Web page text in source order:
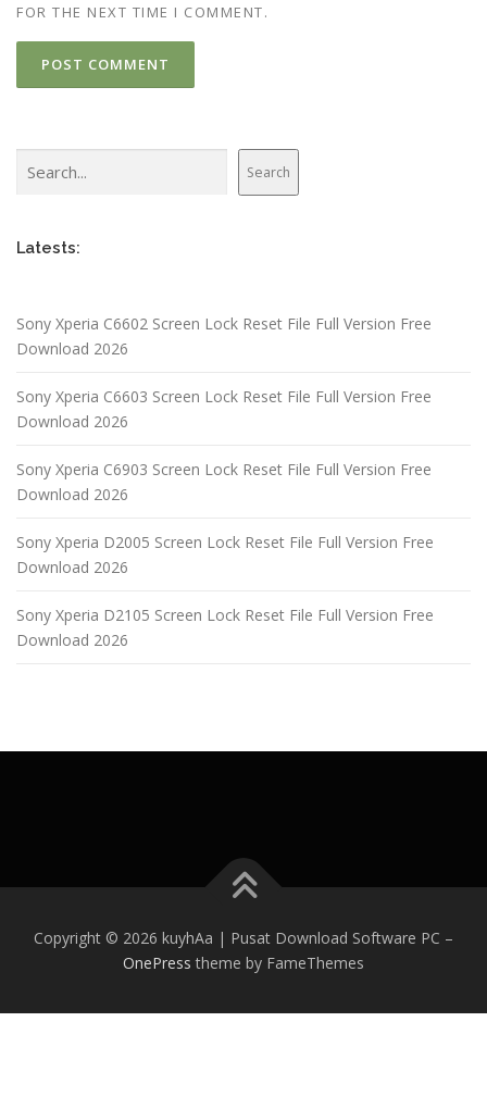
FOR THE NEXT TIME I COMMENT.
Search
Latests:
Sony Xperia C6602 Screen Lock Reset File Full Version Free
Download 2026
Sony Xperia C6603 Screen Lock Reset File Full Version Free
Download 2026
Sony Xperia C6903 Screen Lock Reset File Full Version Free
Download 2026
Sony Xperia D2005 Screen Lock Reset File Full Version Free
Download 2026
Sony Xperia D2105 Screen Lock Reset File Full Version Free
Download 2026
Copyright © 2026 kuyhAa | Pusat Download Software PC –
OnePress theme by FameThemes